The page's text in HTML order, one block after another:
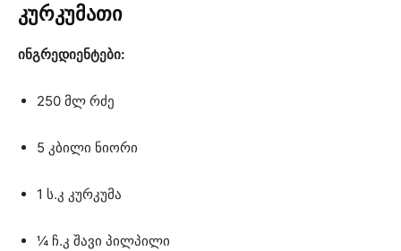
კურკუმათი
ინგრედიენტები:
250 მლ რძე
5 კბილი ნიორი
1 ს.კ კურკუმა
¼ ჩ.კ შავი პილპილი